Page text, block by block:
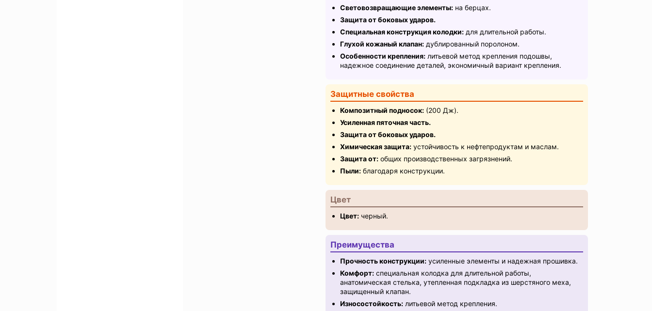
Световозвращающие элементы:на берцах.
Защита от боковых ударов.
Специальная конструкция колодки:для длительной работы.
Глухой кожаный клапан:дублированный поролоном.
Особенности крепления:литьевой метод крепления подошвы,
надежное соединение деталей, экономичный вариант крепления.
Защитные свойства
Композитный подносок:(200 Дж).
Усиленная пяточная часть.
Защита от боковых ударов.
Химическая защита:устойчивость к нефтепродуктам и маслам.
Защита от:общих производственных загрязнений.
Пыли:благодаря конструкции.
Цвет
Цвет:черный.
Преимущества
Прочность конструкции:усиленные элементы и надежная прошивка.
Комфорт:специальная колодка для длительной работы,
анатомическая стелька, утепленная подкладка из шерстяного меха,
защищенный клапан.
Износостойкость:литьевой метод крепления.